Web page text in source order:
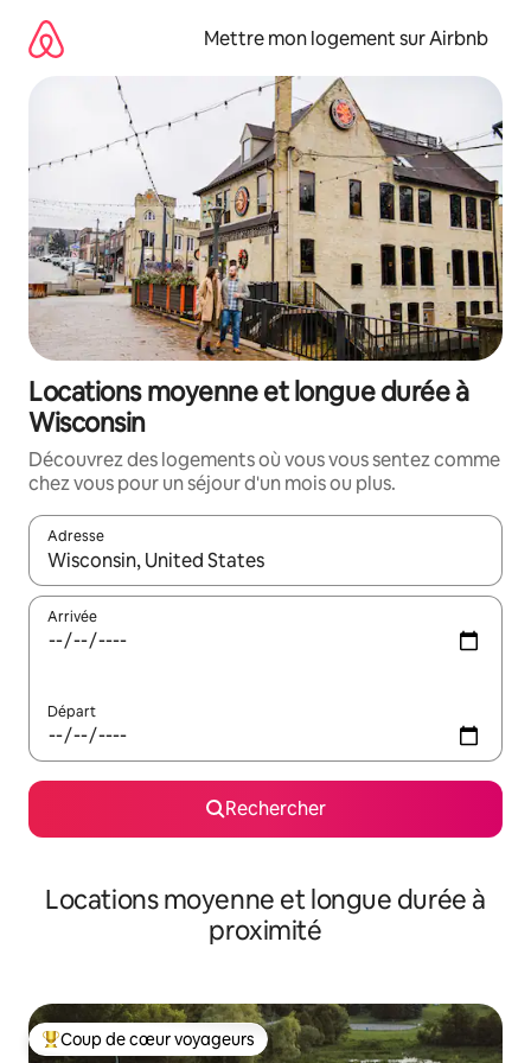
directement
Mettre mon logement sur Airbnb
Locations moyenne et longue durée à
Wisconsin
Découvrez des logements où vous vous sentez comme
chez vous pour un séjour d'un mois ou plus.
Adresse
Lorsque les résultats s'affichent, utilisez les flèches vers le
Arrivée
Départ
Rechercher
Locations moyenne et longue durée à
proximité
Coups de cœur voyageurs les plus appréciés
Coup de cœur voyageurs